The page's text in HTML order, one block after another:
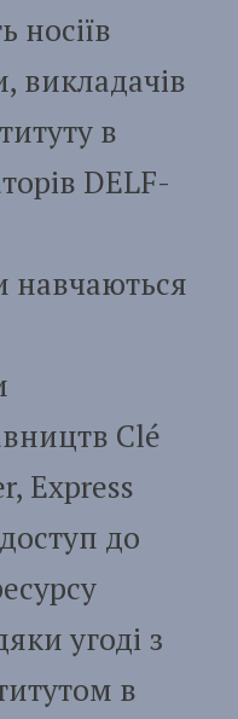
носіїв
викладачів
в
DELF-
навчаються
Сlé
Express
до
угоді з
в